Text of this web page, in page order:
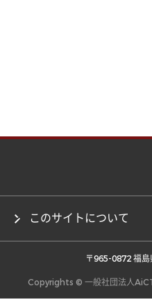
このサイトについて
〒965-0872 福
Copyrights © 一般社団法人